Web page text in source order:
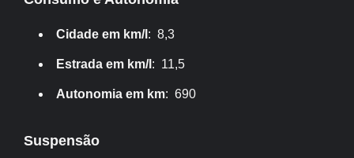
Cidade em km/l : 8,3
Estrada em km/l : 11,5
Autonomia em km: 690
Suspensão